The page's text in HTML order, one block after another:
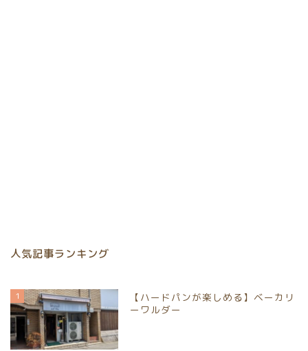
人気記事ランキング
1
【ハードパンが楽しめる】ベーカリ
ーワルダー